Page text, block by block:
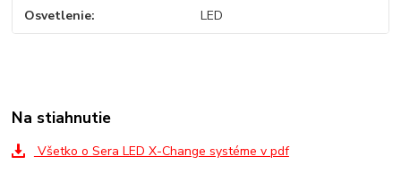
Osvetlenie LED
Na stiahnutie
Všetko o Sera LED X-Change systéme v pdf